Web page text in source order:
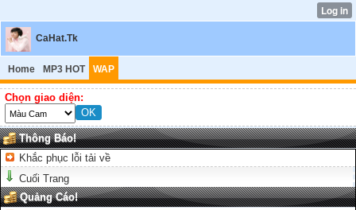
CaHat.Tk
Home MP3 HOT WAP
Chọn giao diện:
Thông Báo!
Khắc phục lỗi tải về
Cuối Trang
Quảng Cáo!